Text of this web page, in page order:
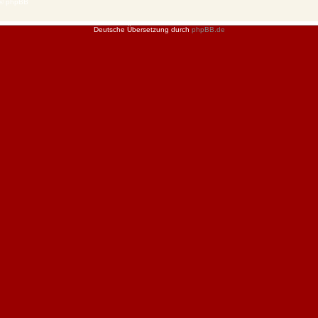
Deutsche Übersetzung durch phpBB.de